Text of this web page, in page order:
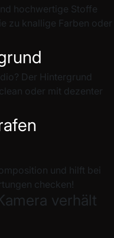
hochwertige Stoffe
zu knallige Farben oder
Der Hintergrund
oder mit dezenter
und hilft bei
checken!
verhält